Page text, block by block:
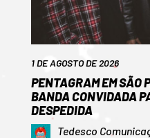
1 DE AGOSTO DE 2026
PENTAGRAM EM SÃO
BANDA CONVIDADA
DESPEDIDA
Tedesco